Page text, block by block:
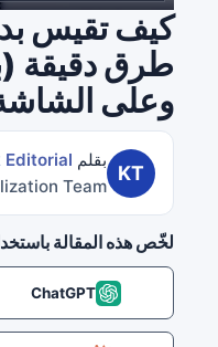
طرق دقيقة
وعلى
KT
بقلم Editorial
Team
لخّص هذه المقالة
ChatGPT